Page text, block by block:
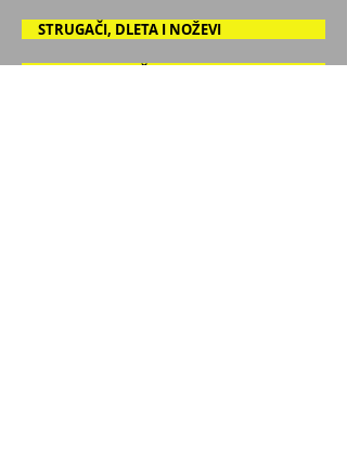
STRUGAČI, DLETA I NOŽEVI